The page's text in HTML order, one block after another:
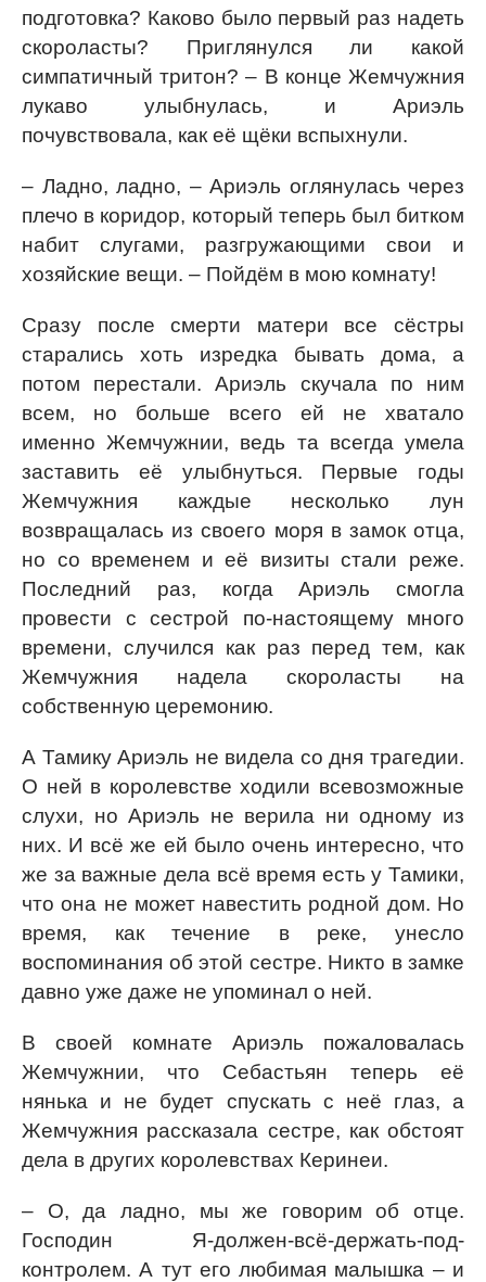
подготовка? Каково было первый раз надеть
скороласты? Приглянулся ли какой
симпатичный тритон? – В конце Жемчужния
лукаво улыбнулась, и Ариэль
почувствовала, как её щёки вспыхнули.
– Ладно, ладно, – Ариэль оглянулась через
плечо в коридор, который теперь был битком
набит слугами, разгружающими свои и
хозяйские вещи. – Пойдём в мою комнату!
Сразу после смерти матери все сёстры
старались хоть изредка бывать дома, а
потом перестали. Ариэль скучала по ним
всем, но больше всего ей не хватало
именно Жемчужнии, ведь та всегда умела
заставить её улыбнуться. Первые годы
Жемчужния каждые несколько лун
возвращалась из своего моря в замок отца,
но со временем и её визиты стали реже.
Последний раз, когда Ариэль смогла
провести с сестрой по-настоящему много
времени, случился как раз перед тем, как
Жемчужния надела скороласты на
собственную церемонию.
А Тамику Ариэль не видела со дня трагедии.
О ней в королевстве ходили всевозможные
слухи, но Ариэль не верила ни одному из
них. И всё же ей было очень интересно, что
же за важные дела всё время есть у Тамики,
что она не может навестить родной дом. Но
время, как течение в реке, унесло
воспоминания об этой сестре. Никто в замке
давно уже даже не упоминал о ней.
В своей комнате Ариэль пожаловалась
Жемчужнии, что Себастьян теперь её
нянька и не будет спускать с неё глаз, а
Жемчужния рассказала сестре, как обстоят
дела в других королевствах Керинеи.
– О, да ладно, мы же говорим об отце.
Господин Я-должен-всё-держать-под-
контролем. А тут его любимая малышка – и